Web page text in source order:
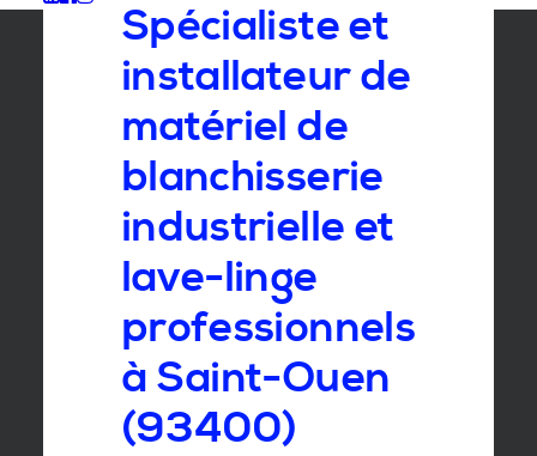
Spécialiste et
installateur de
matériel de
blanchisserie
industrielle et
lave-linge
professionnels
à Saint-Ouen
(93400)